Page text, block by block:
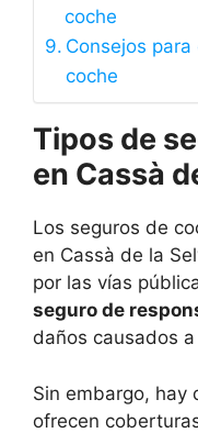
coche
Consejos
coche
Tipos de
en Cassà
Los seguros de
en Cassà de la
por las vías
seguro de
daños causados
Sin embargo, hay
ofrecen